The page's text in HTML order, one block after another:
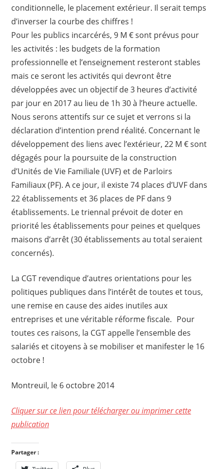
conditionnelle, le placement extérieur. Il serait temps
d’inverser la courbe des chiffres !
Pour les publics incarcérés, 9 M € sont prévus pour
les activités : les budgets de la formation
professionnelle et l’enseignement resteront stables
mais ce seront les activités qui devront être
développées avec un objectif de 3 heures d’activité
par jour en 2017 au lieu de 1h 30 à l’heure actuelle.
Nous serons attentifs sur ce sujet et verrons si la
déclaration d’intention prend réalité. Concernant le
développement des liens avec l’extérieur, 22 M € sont
dégagés pour la poursuite de la construction
d’Unités de Vie Familiale (UVF) et de Parloirs
Familiaux (PF). A ce jour, il existe 74 places d’UVF dans
22 établissements et 36 places de PF dans 9
établissements. Le triennal prévoit de doter en
priorité les établissements pour peines et quelques
maisons d’arrêt (30 établissements au total seraient
concernés).
La CGT revendique d’autres orientations pour les
politiques publiques dans l’intérêt de toutes et tous,
une remise en cause des aides inutiles aux
entreprises et une véritable réforme fiscale. Pour
toutes ces raisons, la CGT appelle l’ensemble des
salariés et citoyens à se mobiliser et manifester le 16
octobre !
Montreuil, le 6 octobre 2014
Cliquer sur ce lien pour télécharger ou imprimer cette
publication
Partager :